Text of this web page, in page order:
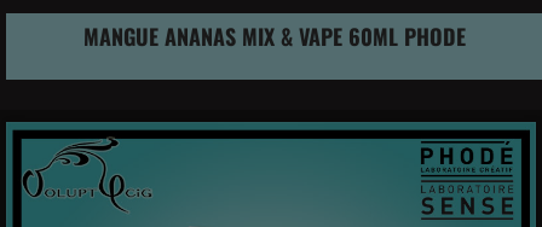
MANGUE ANANAS MIX & VAPE 60ML PHODE